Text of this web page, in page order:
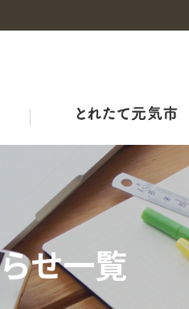
ブランド３－Ｒ
マップ
せ一覧